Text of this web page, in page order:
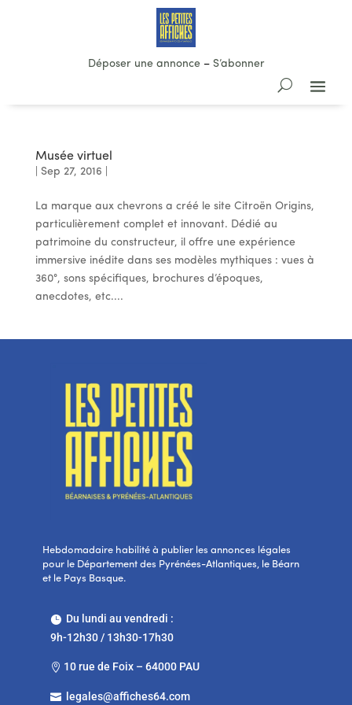
Déposer une annonce– S’abonner
Musée virtuel
Sep 27, 2016
La marque aux chevrons a créé le site Citroën Origins,
particulièrement complet et innovant. Dédié au
patrimoine du constructeur, il offre une expérience
immersive inédite dans ses modèles mythiques : vues à
360°, sons spécifiques, brochures d’époques,
anecdotes, etc....
Hebdomadaire habilité à publier les annonces légales
pour le Département des Pyrénées-Atlantiques, le Béarn
et le Pays Basque.
Du lundi au vendredi :
9h-12h30 / 13h30-17h30
 10 rue de Foix – 64000 PAU
 legales@affiches64.com